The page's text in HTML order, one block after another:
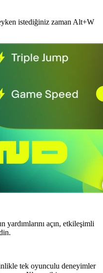
istediğiniz zaman Alt+W
yardımlarını açın, etkileşimli
tek oyunculu deneyimler